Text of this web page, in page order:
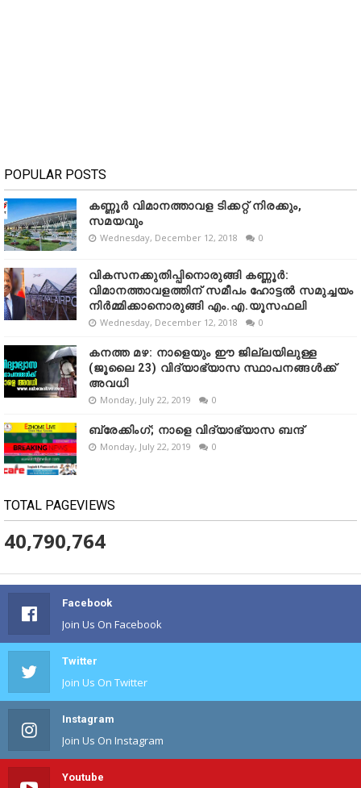
POPULAR POSTS
കണ്ണൂർ വിമാനത്താവള ടിക്കറ്റ് നിരക്കും,
സമയവും
Wednesday, December 12, 2018 0
വികസനക്കുതിപ്പിനൊരുങ്ങി കണ്ണൂർ:
വിമാനത്താവളത്തിന് സമീപം ഹോട്ടൽ സമുച്ചയം
നിർമ്മിക്കാനൊരുങ്ങി എം.എ.യൂസഫലി
Wednesday, December 12, 2018 0
കനത്ത മഴ: നാളെയും ഈ ജില്ലയിലുള്ള
(ജൂലൈ 23) വിദ്യാഭ്യാസ സ്ഥാപനങ്ങൾക്ക്
അവധി
Monday, July 22, 2019 0
ബ്രേക്കിംഗ്; നാളെ വിദ്യാഭ്യാസ ബന്ദ്
Monday, July 22, 2019 0
TOTAL PAGEVIEWS
40,790,764
Facebook
Join Us On Facebook
Twitter
Join Us On Twitter
Instagram
Join Us On Instagram
Youtube